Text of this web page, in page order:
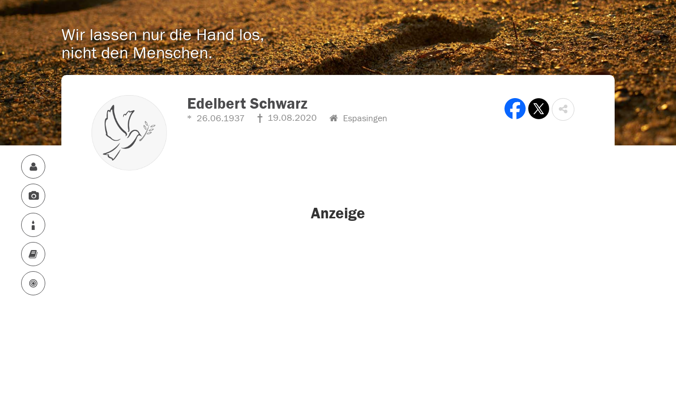
Wir lassen nur die Hand los,
nicht den Menschen.
Edelbert Schwarz
26.06.1937 19.08.2020 Espasingen
Anzeige